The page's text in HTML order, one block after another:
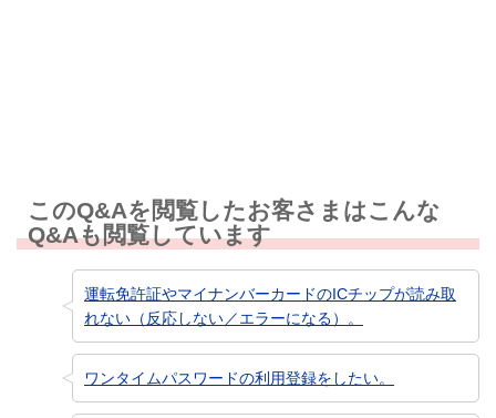
このQ&Aを閲覧したお客さまはこんな
Q&Aも閲覧しています
運転免許証やマイナンバーカードのICチップが読み取
れない（反応しない／エラーになる）。
ワンタイムパスワードの利用登録をしたい。